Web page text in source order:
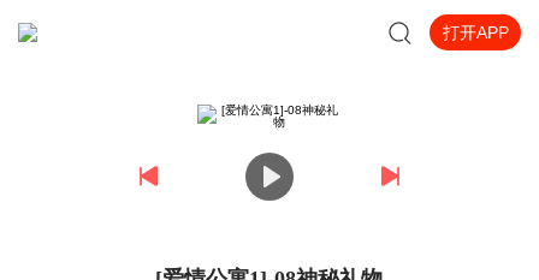
打开APP